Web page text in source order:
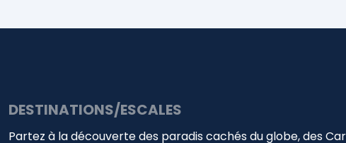
DESTINATIONS/ESCALES
Partez à la découverte des paradis cachés du globe, des